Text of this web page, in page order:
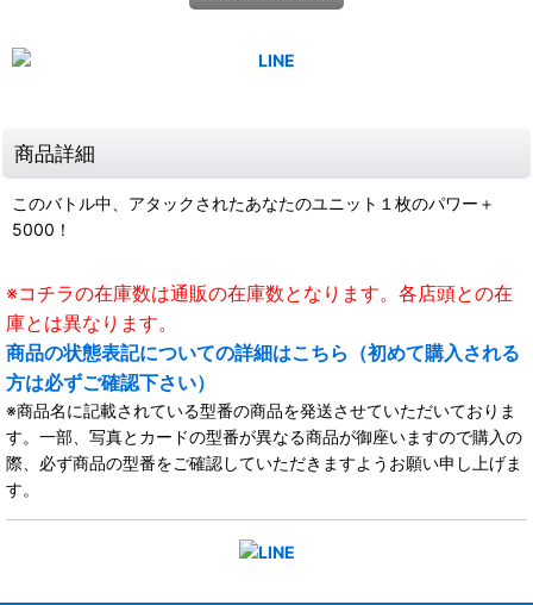
商品詳細
このバトル中、アタックされたあなたのユニット１枚のパワー＋
5000！
※コチラの在庫数は通販の在庫数となります。各店頭との在
庫とは異なります。
商品の状態表記についての詳細はこちら（初めて購入される
方は必ずご確認下さい）
※商品名に記載されている型番の商品を発送させていただいておりま
す。一部、写真とカードの型番が異なる商品が御座いますので購入の
際、必ず商品の型番をご確認していただきますようお願い申し上げま
す。